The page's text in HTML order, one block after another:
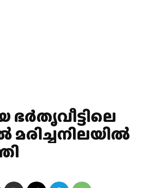
ഭർതൃവീട്ടിലെ
മരിച്ചനിലയിൽ